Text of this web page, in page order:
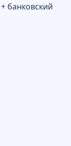
банковский